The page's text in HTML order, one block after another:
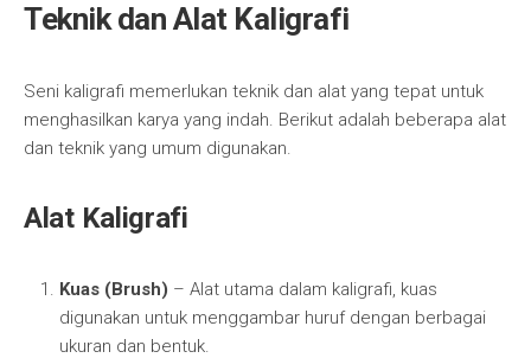
Teknik dan Alat Kaligrafi
Seni kaligrafi memerlukan teknik dan alat yang tepat untuk
menghasilkan karya yang indah. Berikut adalah beberapa alat
dan teknik yang umum digunakan.
Alat Kaligrafi
Kuas (Brush) – Alat utama dalam kaligrafi, kuas
digunakan untuk menggambar huruf dengan berbagai
ukuran dan bentuk.